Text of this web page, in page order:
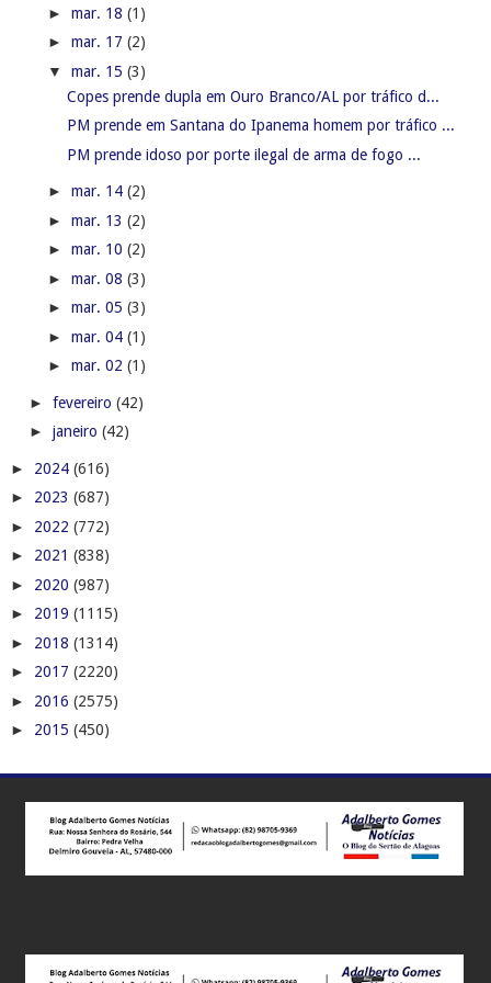
► mar. 18 (1)
► mar. 17 (2)
▼ mar. 15 (3)
Copes prende dupla em Ouro Branco/AL por tráfico d...
PM prende em Santana do Ipanema homem por tráfico ...
PM prende idoso por porte ilegal de arma de fogo ...
► mar. 14 (2)
► mar. 13 (2)
► mar. 10 (2)
► mar. 08 (3)
► mar. 05 (3)
► mar. 04 (1)
► mar. 02 (1)
► fevereiro (42)
► janeiro (42)
► 2024 (616)
► 2023 (687)
► 2022 (772)
► 2021 (838)
► 2020 (987)
► 2019 (1115)
► 2018 (1314)
► 2017 (2220)
► 2016 (2575)
► 2015 (450)